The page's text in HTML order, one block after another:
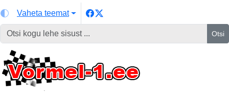
Vaheta teemat
Otsi